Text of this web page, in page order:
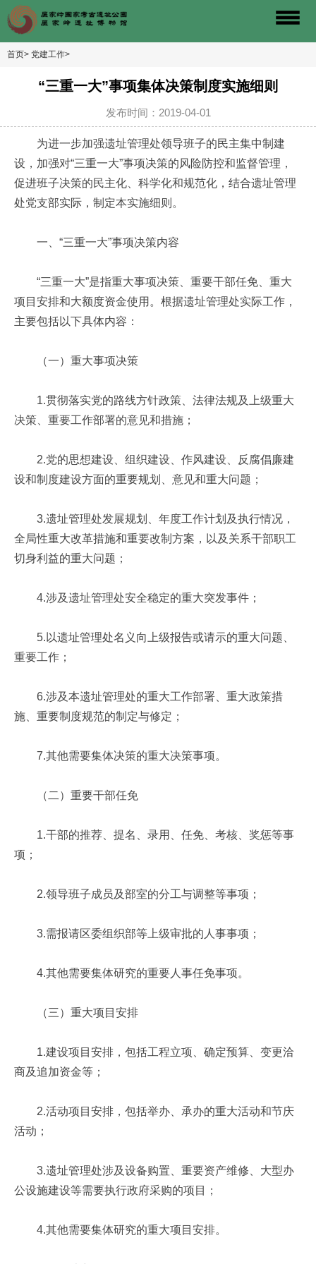
首页> 党建工作>
“三重一大”事项集体决策制度实施细则
发布时间：2019-04-01
为进一步加强遗址管理处领导班子的民主集中制建
设，加强对“三重一大”事项决策的风险防控和监督管理，
促进班子决策的民主化、科学化和规范化，结合遗址管理
处党支部实际，制定本实施细则。
一、“三重一大”事项决策内容
“三重一大”是指重大事项决策、重要干部任免、重大
项目安排和大额度资金使用。根据遗址管理处实际工作，
主要包括以下具体内容：
（一）重大事项决策
1.贯彻落实党的路线方针政策、法律法规及上级重大
决策、重要工作部署的意见和措施；
2.党的思想建设、组织建设、作风建设、反腐倡廉建
设和制度建设方面的重要规划、意见和重大问题；
3.遗址管理处发展规划、年度工作计划及执行情况，
全局性重大改革措施和重要改制方案，以及关系干部职工
切身利益的重大问题；
4.涉及遗址管理处安全稳定的重大突发事件；
5.以遗址管理处名义向上级报告或请示的重大问题、
重要工作；
6.涉及本遗址管理处的重大工作部署、重大政策措
施、重要制度规范的制定与修定；
7.其他需要集体决策的重大决策事项。
（二）重要干部任免
1.干部的推荐、提名、录用、任免、考核、奖惩等事
项；
2.领导班子成员及部室的分工与调整等事项；
3.需报请区委组织部等上级审批的人事事项；
4.其他需要集体研究的重要人事任免事项。
（三）重大项目安排
1.建设项目安排，包括工程立项、确定预算、变更洽
商及追加资金等；
2.活动项目安排，包括举办、承办的重大活动和节庆
活动；
3.遗址管理处涉及设备购置、重要资产维修、大型办
公设施建设等需要执行政府采购的项目；
4.其他需要集体研究的重大项目安排。